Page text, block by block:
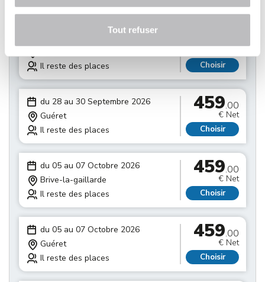
Tout refuser
Il reste des places
Choisir
du 28 au 30 Septembre 2026
Guéret
Il reste des places
459.00
€ Net
Choisir
du 05 au 07 Octobre 2026
Brive-la-gaillarde
Il reste des places
459.00
€ Net
Choisir
du 05 au 07 Octobre 2026
Guéret
Il reste des places
459.00
€ Net
Choisir